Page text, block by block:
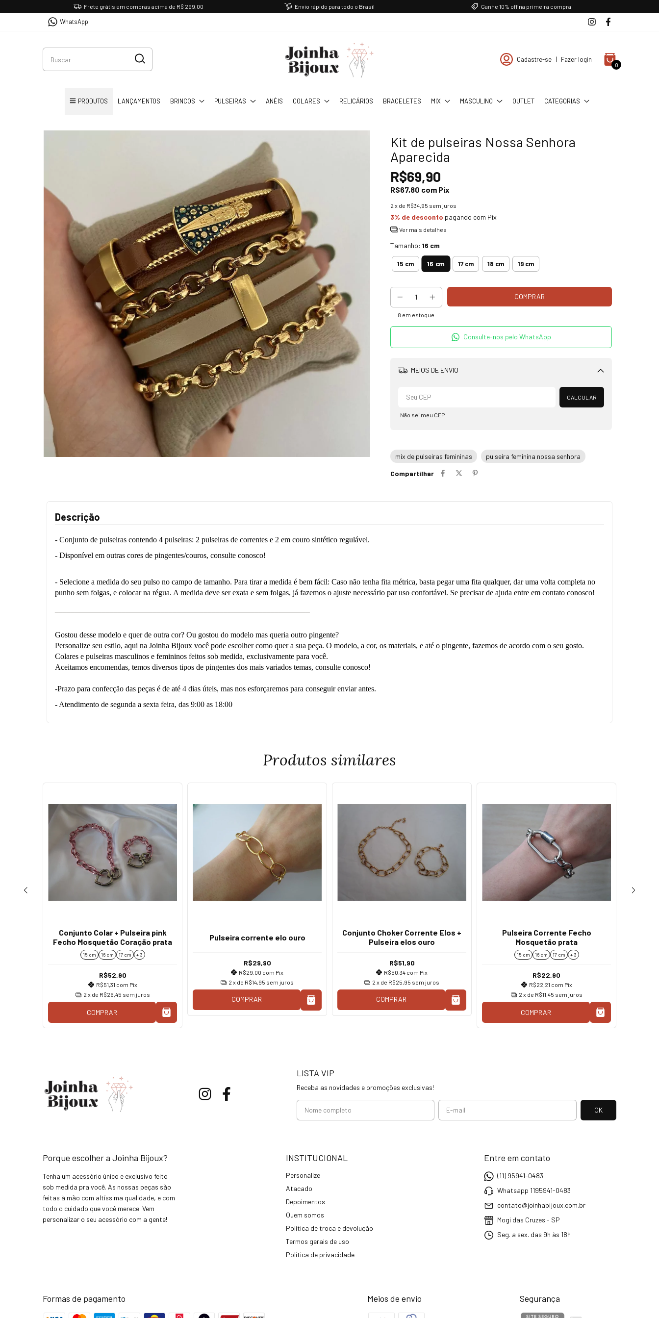
Frete grátis em compras acima de R$ 299,00 Envio rápido para todo o Brasil Ganhe 10% off na primeira compra
WhatsApp
Cadastre-se | Fazer login
0
PRODUTOS LANÇAMENTOS BRINCOS PULSEIRAS ANÉIS COLARES RELICÁRIOS BRACELETES MIX MASCULINO OUTLET CATEGORIAS
Kit de pulseiras Nossa Senhora
Aparecida
R$69,90
R$67,80 com Pix
2 x de R$34,95 sem juros
3% de desconto pagando com Pix
Ver mais detalhes
Tamanho: 16 cm
15 cm 16 cm 17 cm 18 cm 19 cm
8 em estoque
Consulte-nos pelo WhatsApp
MEIOS DE ENVIO
Alterar CEP
CALCULAR
Não sei meu CEP
mix de pulseiras femininas pulseira feminina nossa senhora
Compartilhar
Descrição
- Conjunto de pulseiras contendo 4 pulseiras: 2 pulseiras de correntes e 2 em couro sintético regulável.
- Disponível em outras cores de pingentes/couros, consulte conosco!
- Selecione a medida do seu pulso no campo de tamanho. Para tirar a medida é bem fácil: Caso não tenha fita métrica, basta pegar uma fita qualquer, dar uma volta completa no
punho sem folgas, e colocar na régua. A medida deve ser exata e sem folgas, já fazemos o ajuste necessário par uso confortável. Se precisar de ajuda entre em contato conosco!
Gostou desse modelo e quer de outra cor? Ou gostou do modelo mas queria outro pingente?
Personalize seu estilo, aqui na Joinha Bijoux você pode escolher como quer a sua peça. O modelo, a cor, os materiais, e até o pingente, fazemos de acordo com o seu gosto.
Colares e pulseiras masculinos e femininos feitos sob medida, exclusivamente para você.
Aceitamos encomendas, temos diversos tipos de pingentes dos mais variados temas, consulte conosco!
-Prazo para confecção das peças é de até 4 dias úteis, mas nos esforçaremos para conseguir enviar antes.
- Atendimento de segunda a sexta feira, das 9:00 as 18:00
Produtos similares
Conjunto Colar + Pulseira pink
Fecho Mosquetão Coração prata
15 cm 16 cm 17 cm + 3
R$52,90
R$51,31 com Pix
2 x de R$26,45 sem juros
COMPRAR
Pulseira corrente elo ouro
R$29,90
R$29,00 com Pix
2 x de R$14,95 sem juros
COMPRAR
Conjunto Choker Corrente Elos +
Pulseira elos ouro
R$51,90
R$50,34 com Pix
2 x de R$25,95 sem juros
COMPRAR
Pulseira Corrente Fecho
Mosquetão prata
15 cm 16 cm 17 cm + 3
R$22,90
R$22,21 com Pix
2 x de R$11,45 sem juros
COMPRAR
LISTA VIP
Receba as novidades e promoções exclusivas!
Porque escolher a Joinha Bijoux?
Tenha um acessório único e exclusivo feito
sob medida pra você. As nossas peças são
feitas à mão com altíssima qualidade, e com
todo o cuidado que você merece. Vem
personalizar o seu acessório com a gente!
INSTITUCIONAL
Personalize
Atacado
Depoimentos
Quem somos
Política de troca e devolução
Termos gerais de uso
Política de privacidade
Entre em contato
(11) 95941-0483
Whatsapp 1195941-0483
contato@joinhabijoux.com.br
Mogi das Cruzes - SP
Seg. a sex. das 9h às 18h
Formas de pagamento Meios de envio Segurança